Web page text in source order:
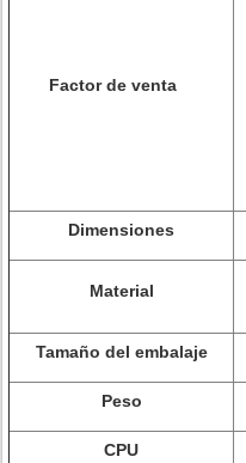
Factor de venta
Dimensiones
Material
Tamaño del embalaje
Peso
CPU